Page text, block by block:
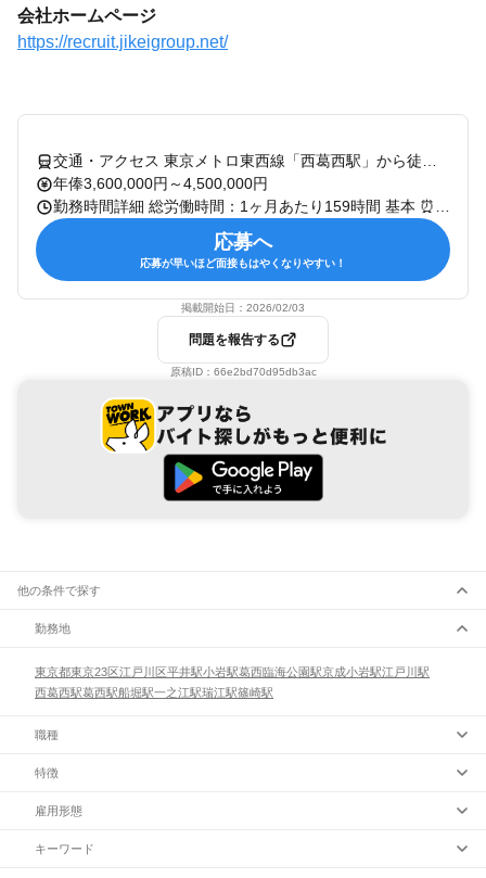
会社ホームページ
https://recruit.jikeigroup.net/
年俸3,600,000円～4,500,000円
応募へ
応募が早いほど面接もはやくなりやすい！
掲載開始日： 2026/02/03
問題を報告する
原稿ID： 66e2bd70d95db3ac
他の条件で探す
勤務地
東京都東京23区江戸川区平井駅小岩駅葛西臨海公園駅京成小岩駅江戸川駅
西葛西駅葛西駅船堀駅一之江駅瑞江駅篠崎駅
職種
特徴
雇用形態
キーワード